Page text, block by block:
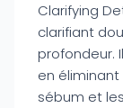
Clarifying
clarifiant
profondeur.
en
sébum et